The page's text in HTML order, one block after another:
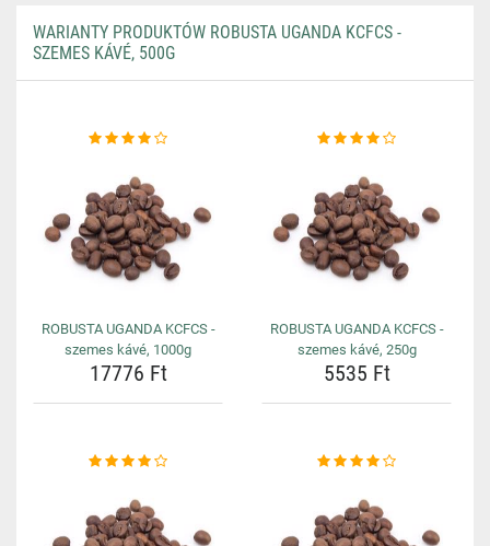
WARIANTY PRODUKTÓW ROBUSTA UGANDA KCFCS -
SZEMES KÁVÉ, 500G
ROBUSTA UGANDA KCFCS -
szemes kávé, 1000g
17776 Ft
ROBUSTA UGANDA KCFCS -
szemes kávé, 250g
5535 Ft